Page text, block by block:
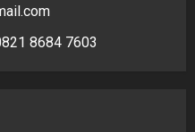
8684 7603